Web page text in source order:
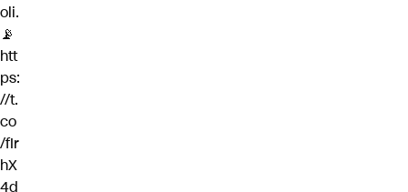
oli.
📡
htt
ps:
//t.
co
/fIr
hX
4d